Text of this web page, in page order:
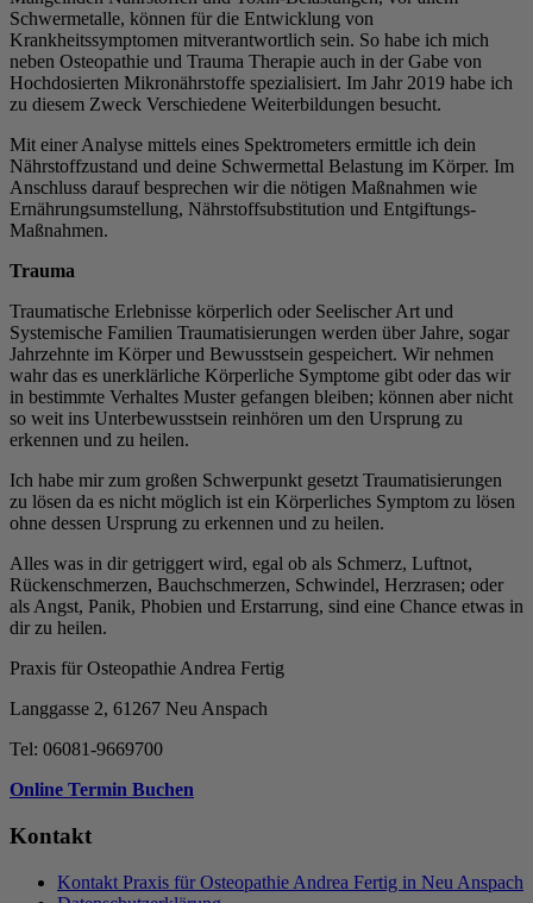
Schwermetalle, können für die Entwicklung von
Krankheitssymptomen mitverantwortlich sein. So habe ich mich
neben Osteopathie und Trauma Therapie auch in der Gabe von
Hochdosierten Mikronährstoffe spezialisiert. Im Jahr 2019 habe ich
zu diesem Zweck Verschiedene Weiterbildungen besucht.
Mit einer Analyse mittels eines Spektrometers ermittle ich dein
Nährstoffzustand und deine Schwermettal Belastung im Körper. Im
Anschluss darauf besprechen wir die nötigen Maßnahmen wie
Ernährungsumstellung, Nährstoffsubstitution und Entgiftungs-
Maßnahmen.
Trauma
Traumatische Erlebnisse körperlich oder Seelischer Art und
Systemische Familien Traumatisierungen werden über Jahre, sogar
Jahrzehnte im Körper und Bewusstsein gespeichert. Wir nehmen
wahr das es unerklärliche Körperliche Symptome gibt oder das wir
in bestimmte Verhaltes Muster gefangen bleiben; können aber nicht
so weit ins Unterbewusstsein reinhören um den Ursprung zu
erkennen und zu heilen.
Ich habe mir zum großen Schwerpunkt gesetzt Traumatisierungen
zu lösen da es nicht möglich ist ein Körperliches Symptom zu lösen
ohne dessen Ursprung zu erkennen und zu heilen.
Alles was in dir getriggert wird, egal ob als Schmerz, Luftnot,
Rückenschmerzen, Bauchschmerzen, Schwindel, Herzrasen; oder
als Angst, Panik, Phobien und Erstarrung, sind eine Chance etwas in
dir zu heilen.
Praxis für Osteopathie Andrea Fertig
Langgasse 2, 61267 Neu Anspach
Tel: 06081-9669700
Online Termin Buchen
Kontakt
Kontakt Praxis für Osteopathie Andrea Fertig in Neu Anspach